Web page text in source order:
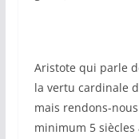
Aristote qui parle
la vertu cardinale
mais rendons-
minimum 5 siècles